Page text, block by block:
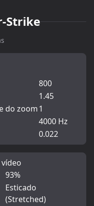
Strike
800
1.45
do zoom1
4000 Hz
0.022
93%
Esticado
(Stretched)